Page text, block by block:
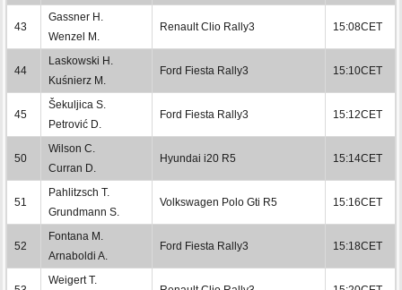
43
Gassner H.
Wenzel M.
Renault Clio Rally3 15:08CET
44
Laskowski H.
Kuśnierz M.
Ford Fiesta Rally3 15:10CET
45
Šekuljica S.
Petrović D.
Ford Fiesta Rally3 15:12CET
50
Wilson C.
Curran D.
Hyundai i20 R5 15:14CET
51
Pahlitzsch T.
Grundmann S.
Volkswagen Polo Gti R5 15:16CET
52
Fontana M.
Arnaboldi A.
Ford Fiesta Rally3 15:18CET
Weigert T.